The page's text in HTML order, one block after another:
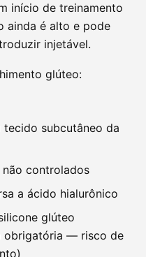
início de treinamento
é alto e pode
injetável.
glúteo:
subcutâneo da
controlados
a ácido hialurônico
glúteo
obrigatória — risco de